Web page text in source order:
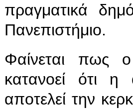
πραγματικά
Πανεπιστήμιο.
Φαίνεται πως
κατανοεί ότι
αποτελεί την